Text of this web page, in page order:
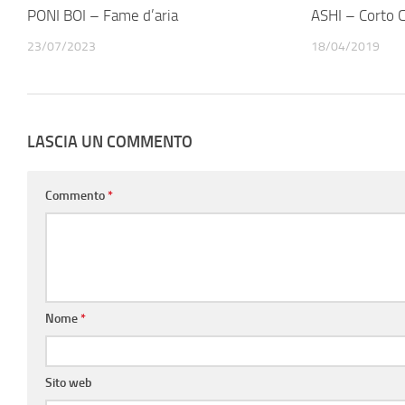
PONI BOI – Fame d’aria
23/07/2023
ASHI – Corto
18/04/2019
LASCIA UN COMMENTO
Commento*
Nome*
Sito web